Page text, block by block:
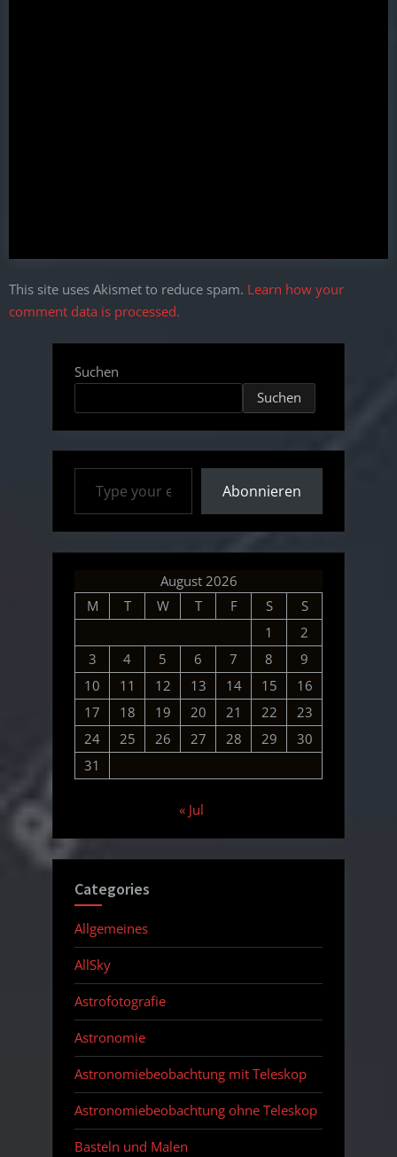
This site uses Akismet to reduce spam. Learn how your
comment data is processed.
Suchen
Suchen
Type your email…
Abonnieren
August 2026
M
T W T F S
S
1
2
3
4 5 6 7 8
9
10
11 12 13 14 15
16
17
18 19 20 21 22
23
24
25 26 27 28 29
30
31
« Jul
Categories
Allgemeines
AllSky
Astrofotografie
Astronomie
Astronomiebeobachtung mit Teleskop
Astronomiebeobachtung ohne Teleskop
Basteln und Malen